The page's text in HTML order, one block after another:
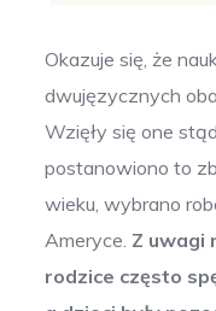
Okazuje się, że
dwujęzycznych
Wzięły się one
postanowiono to
wieku, wybrano
Ameryce. Z uwagi
rodzice często